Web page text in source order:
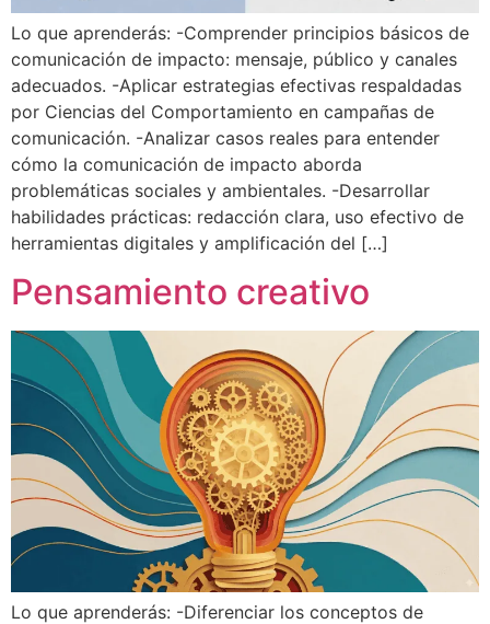
Lo que aprenderás: -Comprender principios básicos de
comunicación de impacto: mensaje, público y canales
adecuados. -Aplicar estrategias efectivas respaldadas
por Ciencias del Comportamiento en campañas de
comunicación. -Analizar casos reales para entender
cómo la comunicación de impacto aborda
problemáticas sociales y ambientales. -Desarrollar
habilidades prácticas: redacción clara, uso efectivo de
herramientas digitales y amplificación del […]
Pensamiento creativo
Lo que aprenderás: -Diferenciar los conceptos de